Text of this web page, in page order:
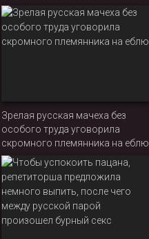
Зрелая русская мачеха без
особого труда уговорила
скромного племянника на еблю